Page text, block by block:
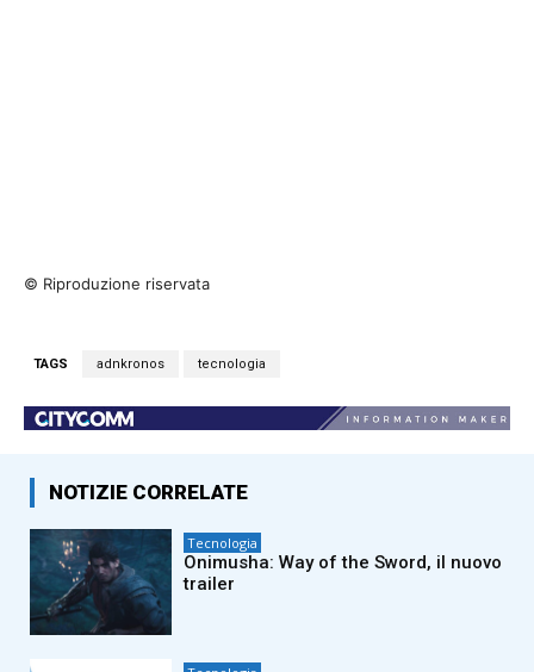
© Riproduzione riservata
TAGS adnkronos tecnologia
NOTIZIE CORRELATE
Tecnologia
Onimusha: Way of the Sword, il nuovo
trailer